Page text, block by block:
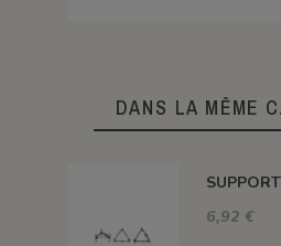
DANS LA MÊME
6,92 €